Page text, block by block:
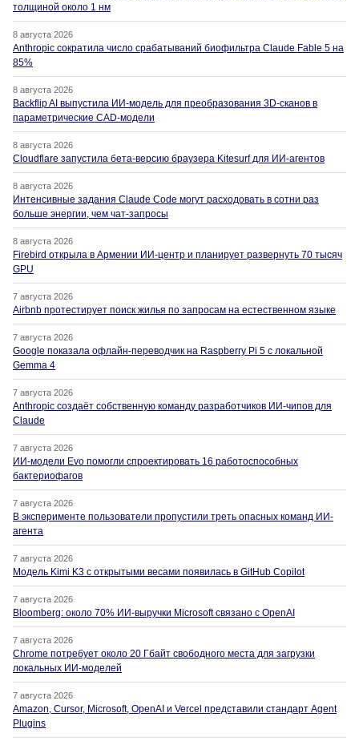
толщиной около 1 нм
8 августа 2026
Anthropic сократила число срабатываний биофильтра Claude Fable 5 на
85%
8 августа 2026
Backflip AI выпустила ИИ-модель для преобразования 3D-сканов в
параметрические CAD-модели
8 августа 2026
Cloudflare запустила бета-версию браузера Kitesurf для ИИ-агентов
8 августа 2026
Интенсивные задания Claude Code могут расходовать в сотни раз
больше энергии, чем чат-запросы
8 августа 2026
Firebird открыла в Армении ИИ-центр и планирует развернуть 70 тысяч
GPU
7 августа 2026
Airbnb протестирует поиск жилья по запросам на естественном языке
7 августа 2026
Google показала офлайн-переводчик на Raspberry Pi 5 с локальной
Gemma 4
7 августа 2026
Anthropic создаёт собственную команду разработчиков ИИ-чипов для
Claude
7 августа 2026
ИИ-модели Evo помогли спроектировать 16 работоспособных
бактериофагов
7 августа 2026
В эксперименте пользователи пропустили треть опасных команд ИИ-
агента
7 августа 2026
Модель Kimi K3 с открытыми весами появилась в GitHub Copilot
7 августа 2026
Bloomberg: около 70% ИИ-выручки Microsoft связано с OpenAI
7 августа 2026
Chrome потребует около 20 Гбайт свободного места для загрузки
локальных ИИ-моделей
7 августа 2026
Amazon, Cursor, Microsoft, OpenAI и Vercel представили стандарт Agent
Plugins